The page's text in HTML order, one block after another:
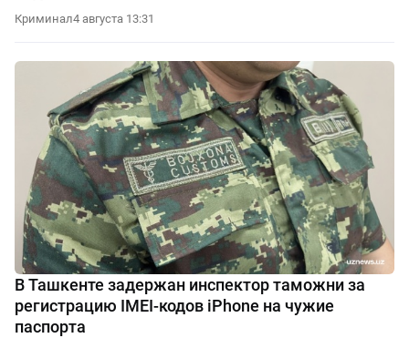
Криминал4 августа 13:31
В Ташкенте задержан инспектор таможни за
регистрацию IMEI-кодов iPhone на чужие
паспорта